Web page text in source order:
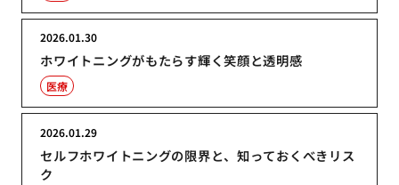
ホワイトニングがもたらす輝く笑顔と透明感
2026.01.30
医療
セルフホワイトニングの限界と、知っておくべきリス
ク
2026.01.29